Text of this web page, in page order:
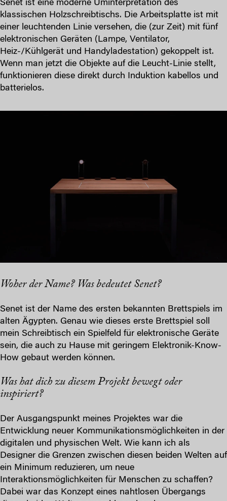
Senet ist eine moderne Uminterpretation des
klassischen Holzschreibtischs. Die Arbeitsplatte ist mit
einer leuchtenden Linie versehen, die (zur Zeit) mit fünf
elektronischen Geräten (Lampe, Ventilator,
Heiz-/Kühlgerät und Handyladestation) gekoppelt ist.
Wenn man jetzt die Objekte auf die Leucht-Linie stellt,
funktionieren diese direkt durch Induktion kabellos und
batterielos.
Woher der Name? Was bedeutet Senet?
Senet ist der Name des ersten bekannten Brettspiels im
alten Ägypten. Genau wie dieses erste Brettspiel soll
mein Schreibtisch ein Spielfeld für elektronische Geräte
sein, die auch zu Hause mit geringem Elektronik-Know-
How gebaut werden können.
Was hat dich zu diesem Projekt bewegt oder
inspiriert?
Der Ausgangspunkt meines Projektes war die
Entwicklung neuer Kommunikationsmöglichkeiten in der
digitalen und physischen Welt. Wie kann ich als
Designer die Grenzen zwischen diesen beiden Welten auf
ein Minimum reduzieren, um neue
Interaktionsmöglichkeiten für Menschen zu schaffen?
Dabei war das Konzept eines nahtlosen Übergangs